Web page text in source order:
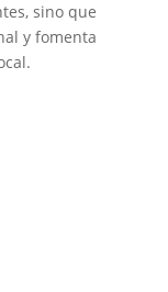
sino que
y fomenta